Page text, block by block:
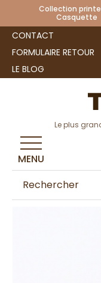
Collection
CONTACT
FORMULAIRE RETOUR
LE BLOG
Le plus
MENU